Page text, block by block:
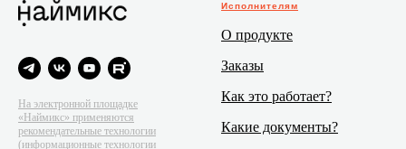
На электронной площадке
«Наймикс» применяются
рекомендательные технологии
(информационные технологии
Исполнителям
О продукте
Заказы
Как это работает?
Какие документы?